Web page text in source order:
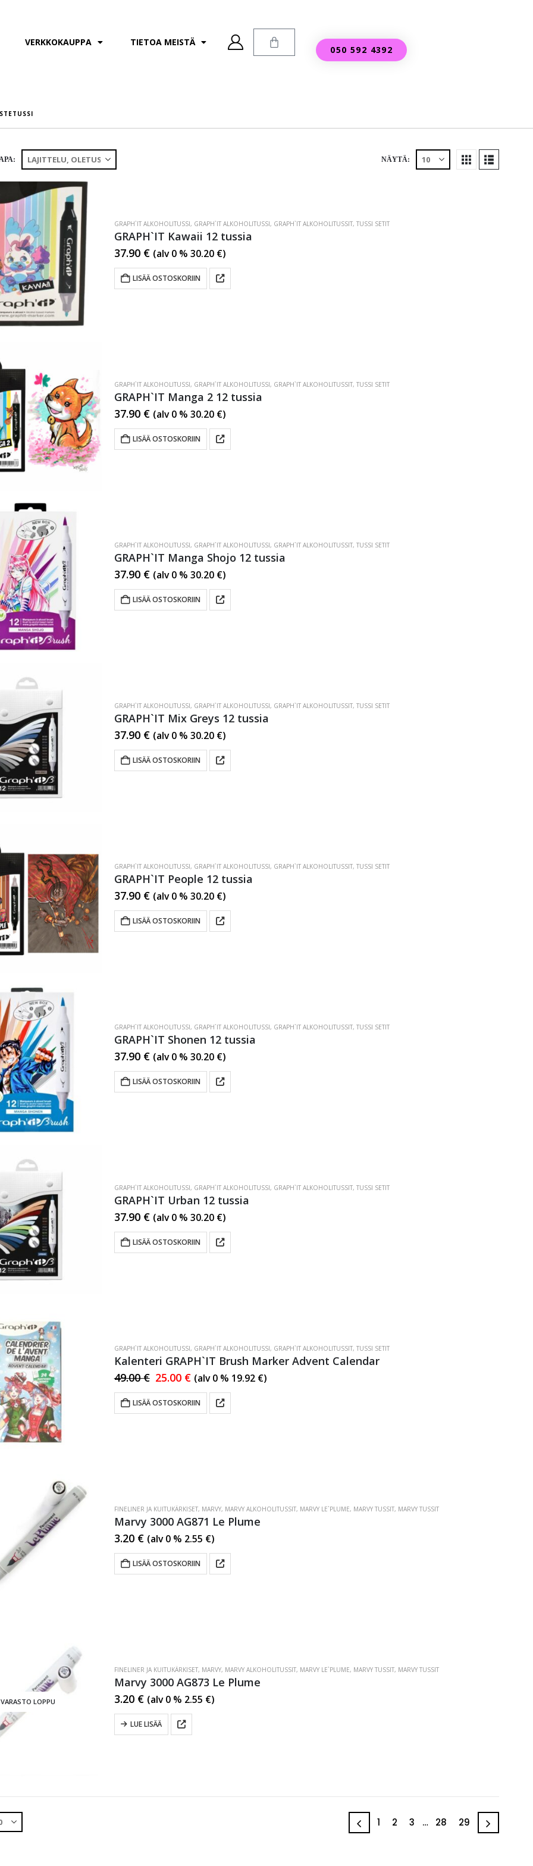
VERKKOKAUPPA TIETOA MEISTÄ
050 592 4392
NÄYTÄ:
GRAPH`IT ALKOHOLITUSSI, GRAPH`IT ALKOHOLITUSSI, GRAPH`IT ALKOHOLITUSSIT, TUSSI SETIT
GRAPH`IT Kawaii 12 tussia
37.90 € (alv 0 % 30.20 €)
LISÄÄ OSTOSKORIIN
GRAPH`IT ALKOHOLITUSSI, GRAPH`IT ALKOHOLITUSSI, GRAPH`IT ALKOHOLITUSSIT, TUSSI SETIT
GRAPH`IT Manga 2 12 tussia
37.90 € (alv 0 % 30.20 €)
LISÄÄ OSTOSKORIIN
GRAPH`IT ALKOHOLITUSSI, GRAPH`IT ALKOHOLITUSSI, GRAPH`IT ALKOHOLITUSSIT, TUSSI SETIT
GRAPH`IT Manga Shojo 12 tussia
37.90 € (alv 0 % 30.20 €)
LISÄÄ OSTOSKORIIN
GRAPH`IT ALKOHOLITUSSI, GRAPH`IT ALKOHOLITUSSI, GRAPH`IT ALKOHOLITUSSIT, TUSSI SETIT
GRAPH`IT Mix Greys 12 tussia
37.90 € (alv 0 % 30.20 €)
LISÄÄ OSTOSKORIIN
GRAPH`IT ALKOHOLITUSSI, GRAPH`IT ALKOHOLITUSSI, GRAPH`IT ALKOHOLITUSSIT, TUSSI SETIT
GRAPH`IT People 12 tussia
37.90 € (alv 0 % 30.20 €)
LISÄÄ OSTOSKORIIN
GRAPH`IT ALKOHOLITUSSI, GRAPH`IT ALKOHOLITUSSI, GRAPH`IT ALKOHOLITUSSIT, TUSSI SETIT
GRAPH`IT Shonen 12 tussia
37.90 € (alv 0 % 30.20 €)
LISÄÄ OSTOSKORIIN
GRAPH`IT ALKOHOLITUSSI, GRAPH`IT ALKOHOLITUSSI, GRAPH`IT ALKOHOLITUSSIT, TUSSI SETIT
GRAPH`IT Urban 12 tussia
37.90 € (alv 0 % 30.20 €)
LISÄÄ OSTOSKORIIN
GRAPH`IT ALKOHOLITUSSI, GRAPH`IT ALKOHOLITUSSI, GRAPH`IT ALKOHOLITUSSIT, TUSSI SETIT
Kalenteri GRAPH`IT Brush Marker Advent Calendar
49.00€ 25.00 € (alv 0 % 19.92 €)
LISÄÄ OSTOSKORIIN
FINELINER JA KUITUKÄRKISET, MARVY, MARVY ALKOHOLITUSSIT, MARVY LE`PLUME, MARVY TUSSIT, MARVY TUSSIT
Marvy 3000 AG871 Le Plume
3.20 € (alv 0 % 2.55 €)
LISÄÄ OSTOSKORIIN
VARASTO LOPPU
FINELINER JA KUITUKÄRKISET, MARVY, MARVY ALKOHOLITUSSIT, MARVY LE`PLUME, MARVY TUSSIT, MARVY TUSSIT
Marvy 3000 AG873 Le Plume
3.20 € (alv 0 % 2.55 €)
LUE LISÄÄ
1 2 3 … 28 29